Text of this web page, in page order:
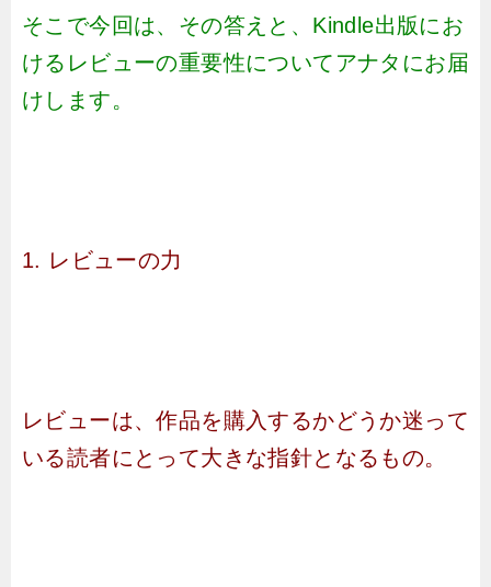
そこで今回は、その答えと、Kindle出版にお
けるレビューの重要性についてアナタにお届
けします。
1. レビューの力
レビューは、作品を購入するかどうか迷って
いる読者にとって大きな指針となるもの。